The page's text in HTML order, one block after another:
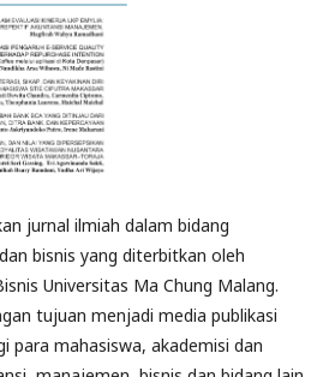
jurnal ilmiah dalam bidang
bisnis yang diterbitkan oleh
Universitas Ma Chung Malang.
tujuan menjadi media publikasi
para mahasiswa, akademisi dan